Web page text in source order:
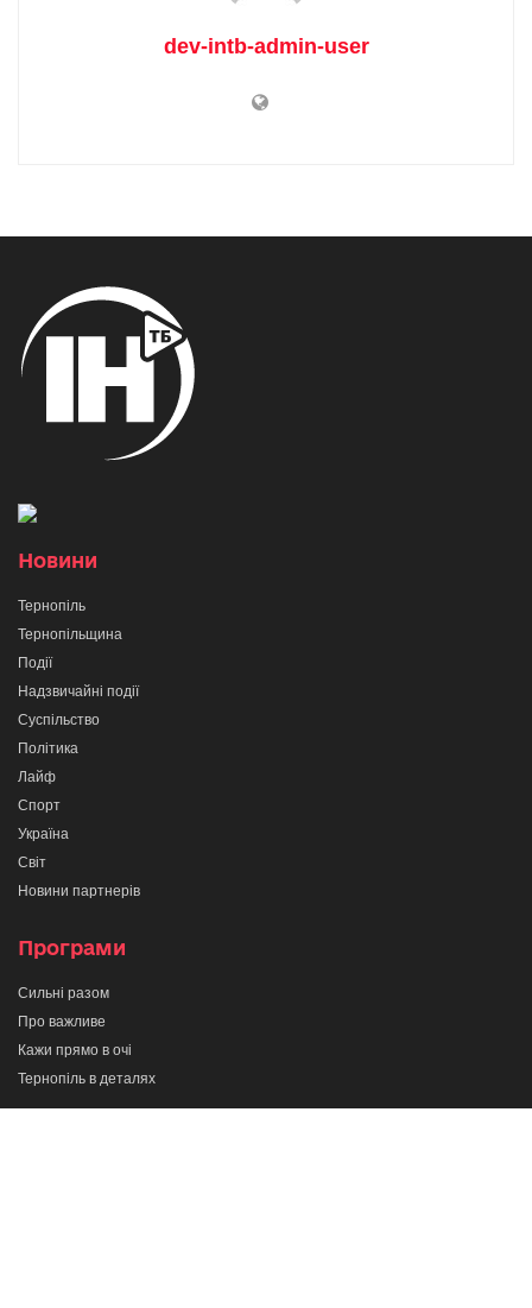
dev-intb-admin-user
Новини
Тернопіль
Тернопільщина
Події
Надзвичайні події
Суспільство
Політика
Лайф
Спорт
Україна
Світ
Новини партнерів
Програми
Сильні разом
Про важливе
Кажи прямо в очі
Тернопіль в деталях